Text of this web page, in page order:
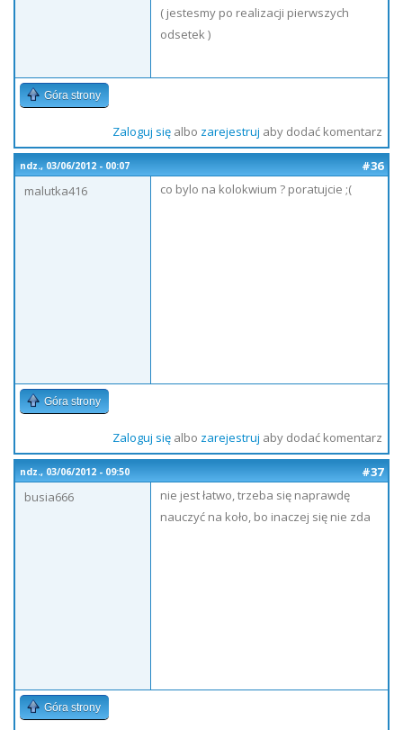
( jestesmy po realizacji pierwszych
odsetek )
Góra strony
Zaloguj sięalbo zarejestruj aby dodać komentarz
ndz., 03/06/2012 - 00:07
#36
malutka416
co bylo na kolokwium ? poratujcie ;(
Góra strony
Zaloguj sięalbo zarejestruj aby dodać komentarz
ndz., 03/06/2012 - 09:50
#37
busia666
nie jest łatwo, trzeba się naprawdę
nauczyć na koło, bo inaczej się nie zda
Góra strony